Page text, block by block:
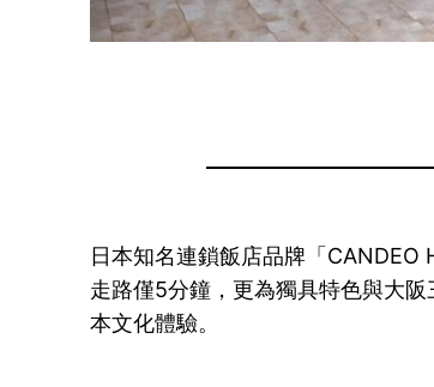
日本知名連鎖飯店品牌「CANDEO
走路僅5分鐘，更為獨具特色與大
本文化體驗。